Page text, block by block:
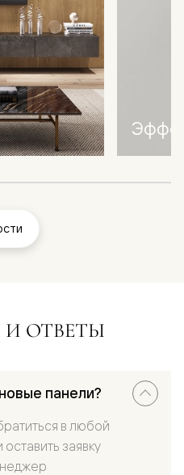
ОТВЕТЫ
панели?
в любой
заявку